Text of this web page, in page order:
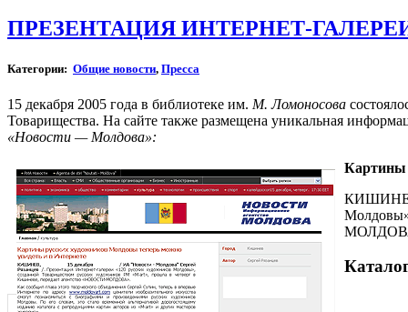
ПРЕЗЕНТАЦИЯ ИНТЕРНЕТ-
Категории: Общие новости, Пресса
15 декабря 2005 года в библиотеке им. M. Ломоносова
Товарищества. На сайте также размещена уникальная
«Новости — Молдова»:
Картины
КИШИНЕВ,